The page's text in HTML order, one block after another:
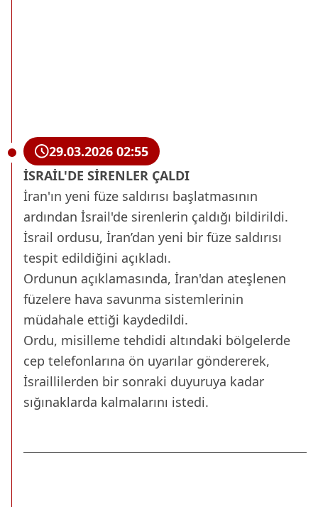
29.03.2026 02:55
İSRAİL'DE SİRENLER ÇALDI
İran'ın yeni füze saldırısı başlatmasının
ardından İsrail'de sirenlerin çaldığı bildirildi.
İsrail ordusu, İran’dan yeni bir füze saldırısı
tespit edildiğini açıkladı.
Ordunun açıklamasında, İran'dan ateşlenen
füzelere hava savunma sistemlerinin
müdahale ettiği kaydedildi.
Ordu, misilleme tehdidi altındaki bölgelerde
cep telefonlarına ön uyarılar göndererek,
İsraillilerden bir sonraki duyuruya kadar
sığınaklarda kalmalarını istedi.